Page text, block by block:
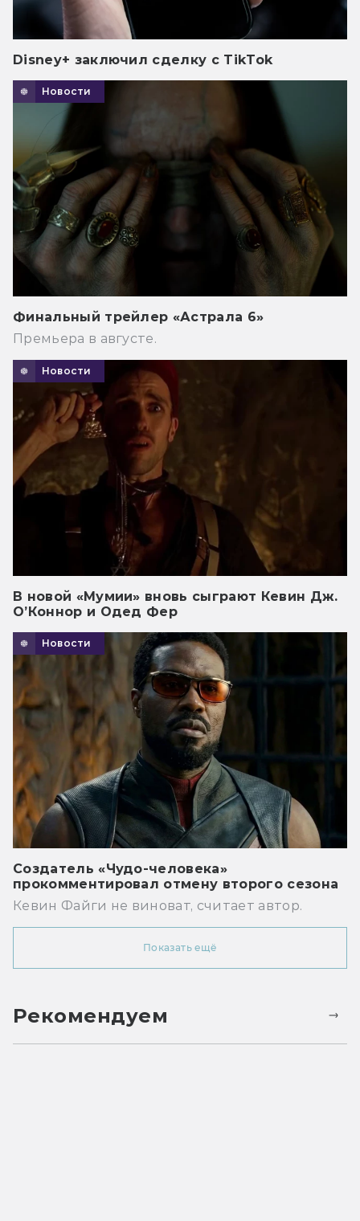
Disney+ заключил сделку с TikTok
Новости
Финальный трейлер «Астрала 6»
Премьера в августе.
Новости
В новой «Мумии» вновь сыграют Кевин Дж.
О’Коннор и Одед Фер
Новости
Создатель «Чудо-человека»
прокомментировал отмену второго сезона
Кевин Файги не виноват, считает автор.
Показать ещё
Рекомендуем